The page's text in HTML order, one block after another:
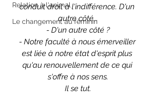
Relation à l'animal
Le changement au féminin
conduit droit à l'indifférence. D'un
autre côté...
- D'un autre côté ?
- Notre faculté à nous émerveiller
est liée à notre état d'esprit plus
qu'au renouvellement de ce qui
s'offre à nos sens.
Il se tut.